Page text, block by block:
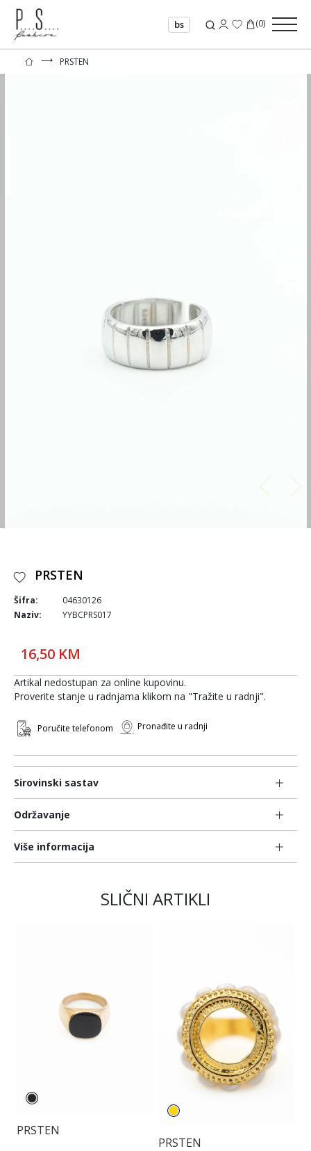
bs (0)
⟶ PRSTEN
Sirovinski sastav
Održavanje
Više informacija
PRSTEN
Šifra:
04630126
Naziv:
YYBCPRS017
16,50 KM
Artikal nedostupan za online kupovinu.
Proverite stanje u radnjama klikom na "Tražite u radnji".
Poručite telefonom Pronađite u radnji
SLIČNI ARTIKLI
PRSTEN
PRSTEN